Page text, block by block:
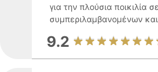
για την πλούσια ποικιλία
συμπεριλαμβανομένων
9.2